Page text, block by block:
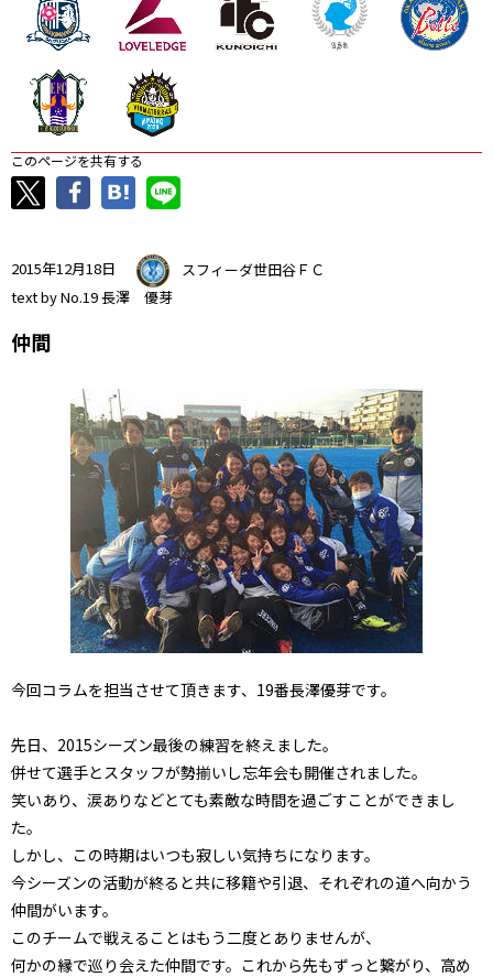
このページを共有する
2015年12月18日
スフィーダ世田谷ＦＣ
text by No.19 長澤 優芽
仲間
今回コラムを担当させて頂きます、19番長澤優芽です。
先日、2015シーズン最後の練習を終えました。
併せて選手とスタッフが勢揃いし忘年会も開催されました。
笑いあり、涙ありなどとても素敵な時間を過ごすことができまし
た。
しかし、この時期はいつも寂しい気持ちになります。
今シーズンの活動が終ると共に移籍や引退、それぞれの道へ向かう
仲間がいます。
このチームで戦えることはもう二度とありませんが、
何かの縁で巡り会えた仲間です。これから先もずっと繋がり、高め